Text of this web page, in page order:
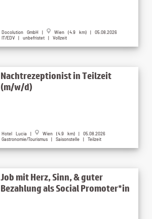
Docolution GmbH |
Wien (4.9 km) | 05.08.2026
IT/EDV | unbefristet | Vollzeit
Nachtrezeptionist in Teilzeit
(m/w/d)
Hotel Lucia |
Wien (4.9 km) | 05.08.2026
Gastronomie/Tourismus | Saisonstelle | Teilzeit
Job mit Herz, Sinn, & guter
Bezahlung als Social Promoter*in